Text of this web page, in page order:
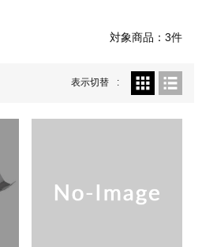
対象商品：3件
表示切替